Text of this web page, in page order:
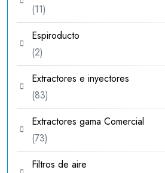
1111
productos
Espiroducto
22
productos
Extractores e inyectores
8383
productos
Extractores gama Comercial
7373
productos
Filtros de aire